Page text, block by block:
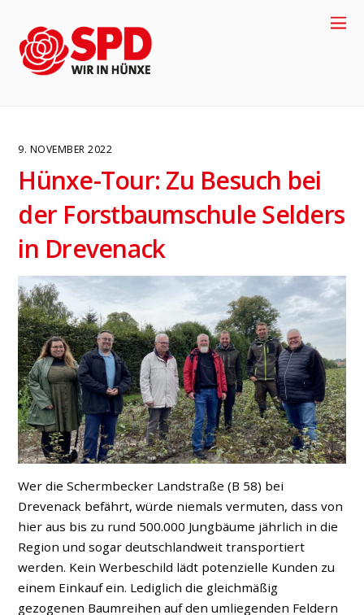
9. NOVEMBER 2022
Hünxe-Tour: Zu Besuch bei
der Forstbaumschule Selders
in Drevenack
Wer die Schermbecker Landstraße (B 58) bei
Drevenack befährt, würde niemals vermuten, dass von
hier aus bis zu rund 500.000 Jungbäume jährlich in die
Region und sogar deutschlandweit transportiert
werden. Kein Werbeschild lädt potenzielle Kunden zu
einem Einkauf ein. Lediglich die gleichmäßig
gezogenen Baumreihen auf den umliegenden Feldern